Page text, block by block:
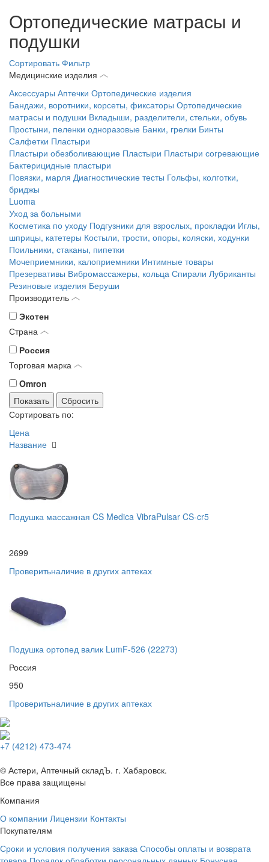
Ортопедические матрасы и
подушки
Сортировать Фильтр
Медицинские изделия
Аксессуары Аптечки Ортопедические изделия
Бандажи, воротники, корсеты, фиксаторы Ортопедические
матрасы и подушки Вкладыши, разделители, стельки, обувь
Простыни, пеленки одноразовые Банки, грелки Бинты
Салфетки Пластыри
Пластыри обезболивающие Пластыри Пластыри согревающие
Бактерицидные пластыри
Повязки, марля Диагностические тесты Гольфы, колготки,
бриджы
Luoma
Уход за больными
Косметика по уходу Подгузники для взрослых, прокладки Иглы,
шприцы, катетеры Костыли, трости, опоры, коляски, ходунки
Поильники, стаканы, пипетки
Мочеприемники, калоприемники Интимные товары
Презервативы Вибромассажеры, кольца Спирали Лубриканты
Резиновые изделия Беруши
Производитель
Экотен
Страна
Россия
Торговая марка
Omron
Сортировать по:
Цена
Название
Подушка массажная CS Medica VibraPulsar CS-cr5
2699
Проверитьналичие в других аптеках
Подушка ортопед валик LumF-526 (22273)
Россия
950
Проверитьналичие в других аптеках
+7 (4212) 473-474
© Астери, Аптечный складЪ. г. Хабаровск.
Все права защищены
Компания
О компании Лицензии Контакты
Покупателям
Сроки и условия получения заказа Способы оплаты и возврата